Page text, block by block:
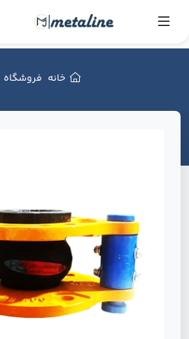
خانه فروشگاه